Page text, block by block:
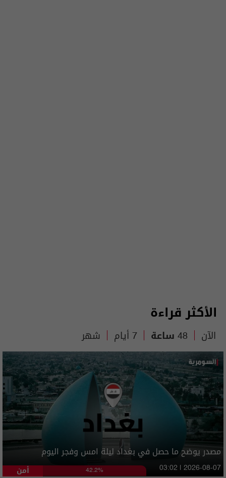
الأكثر قراءة
الآن 48 ساعة 7 أيام شهر
مصدر يوضح ما حصل في بغداد ليلة امس وفجر اليوم
أمن 42.2% 03:02 | 2026-08-07